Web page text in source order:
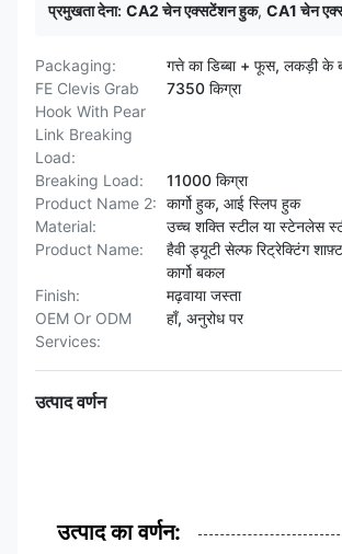
प्रमुखता देना: CA2 चेन एक्सटेंशन हुक, CA1 चेन
Packaging:
गत्ते का डिब्बा + फूस, लकड़ी के
FE Clevis Grab
Hook With Pear
Link Breaking
Load:
7350 किग्रा
Breaking Load:
11000 किग्रा
Product Name 2: कार्गो हुक, आई स्लिप हुक
Material:
उच्च शक्ति स्टील या स्टेनलेस
Product Name:
हैवी ड्यूटी सेल्फ रिट्रेक्टिंग
कार्गो बकल
Finish:
मढ़वाया जस्ता
OEM Or ODM
Services:
हाँ, अनुरोध पर
उत्पाद वर्णन
उत्पाद का वर्णन: